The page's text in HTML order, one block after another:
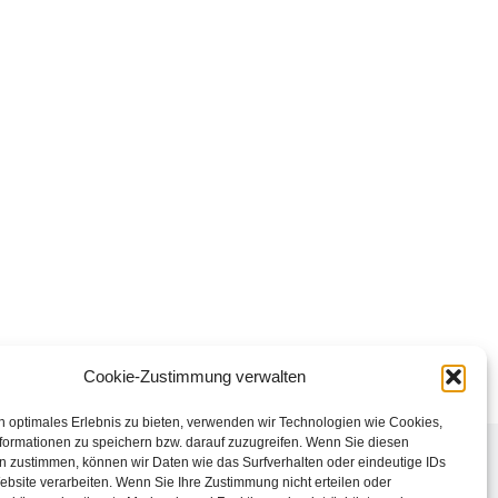
Cookie-Zustimmung verwalten
optimales Erlebnis zu bieten, verwenden wir Technologien wie Cookies,
zu speichern bzw. darauf zuzugreifen. Wenn Sie diesen
zustimmen, können wir Daten wie das Surfverhalten oder eindeutige IDs
verarbeiten. Wenn Sie Ihre Zustimmung nicht erteilen oder